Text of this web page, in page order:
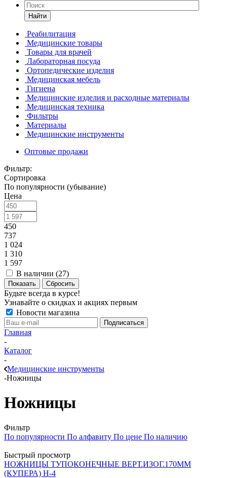
Найти
Реабилитация
Медицинские товары
Товары для врачей
Лабораторная посуда
Ортопедические изделия
Медицинская мебель
Гигиена
Медицинские изделия и расходные материалы
Медицинская техника
Фильтры
Материалы
Медицинские инструменты
Оптовые продажи
Фильтр:
Сортировка
По популярности (убывание)
Цена
450
737
1 024
1 310
1 597
В наличии (27)
Показать Сбросить
Будьте всегда в курсе!
Узнавайте о скидках и акциях первым
Новости магазина
Главная
-
Каталог
-
Медицинские инструменты
-Ножницы
Ножницы
Фильтр
По популярности По алфавиту По цене По наличию
Быстрый просмотр
НОЖНИЦЫ ТУПОКОНЕЧНЫЕ ВЕРТ.ИЗОГ.170ММ
(КУПЕРА) Н-4